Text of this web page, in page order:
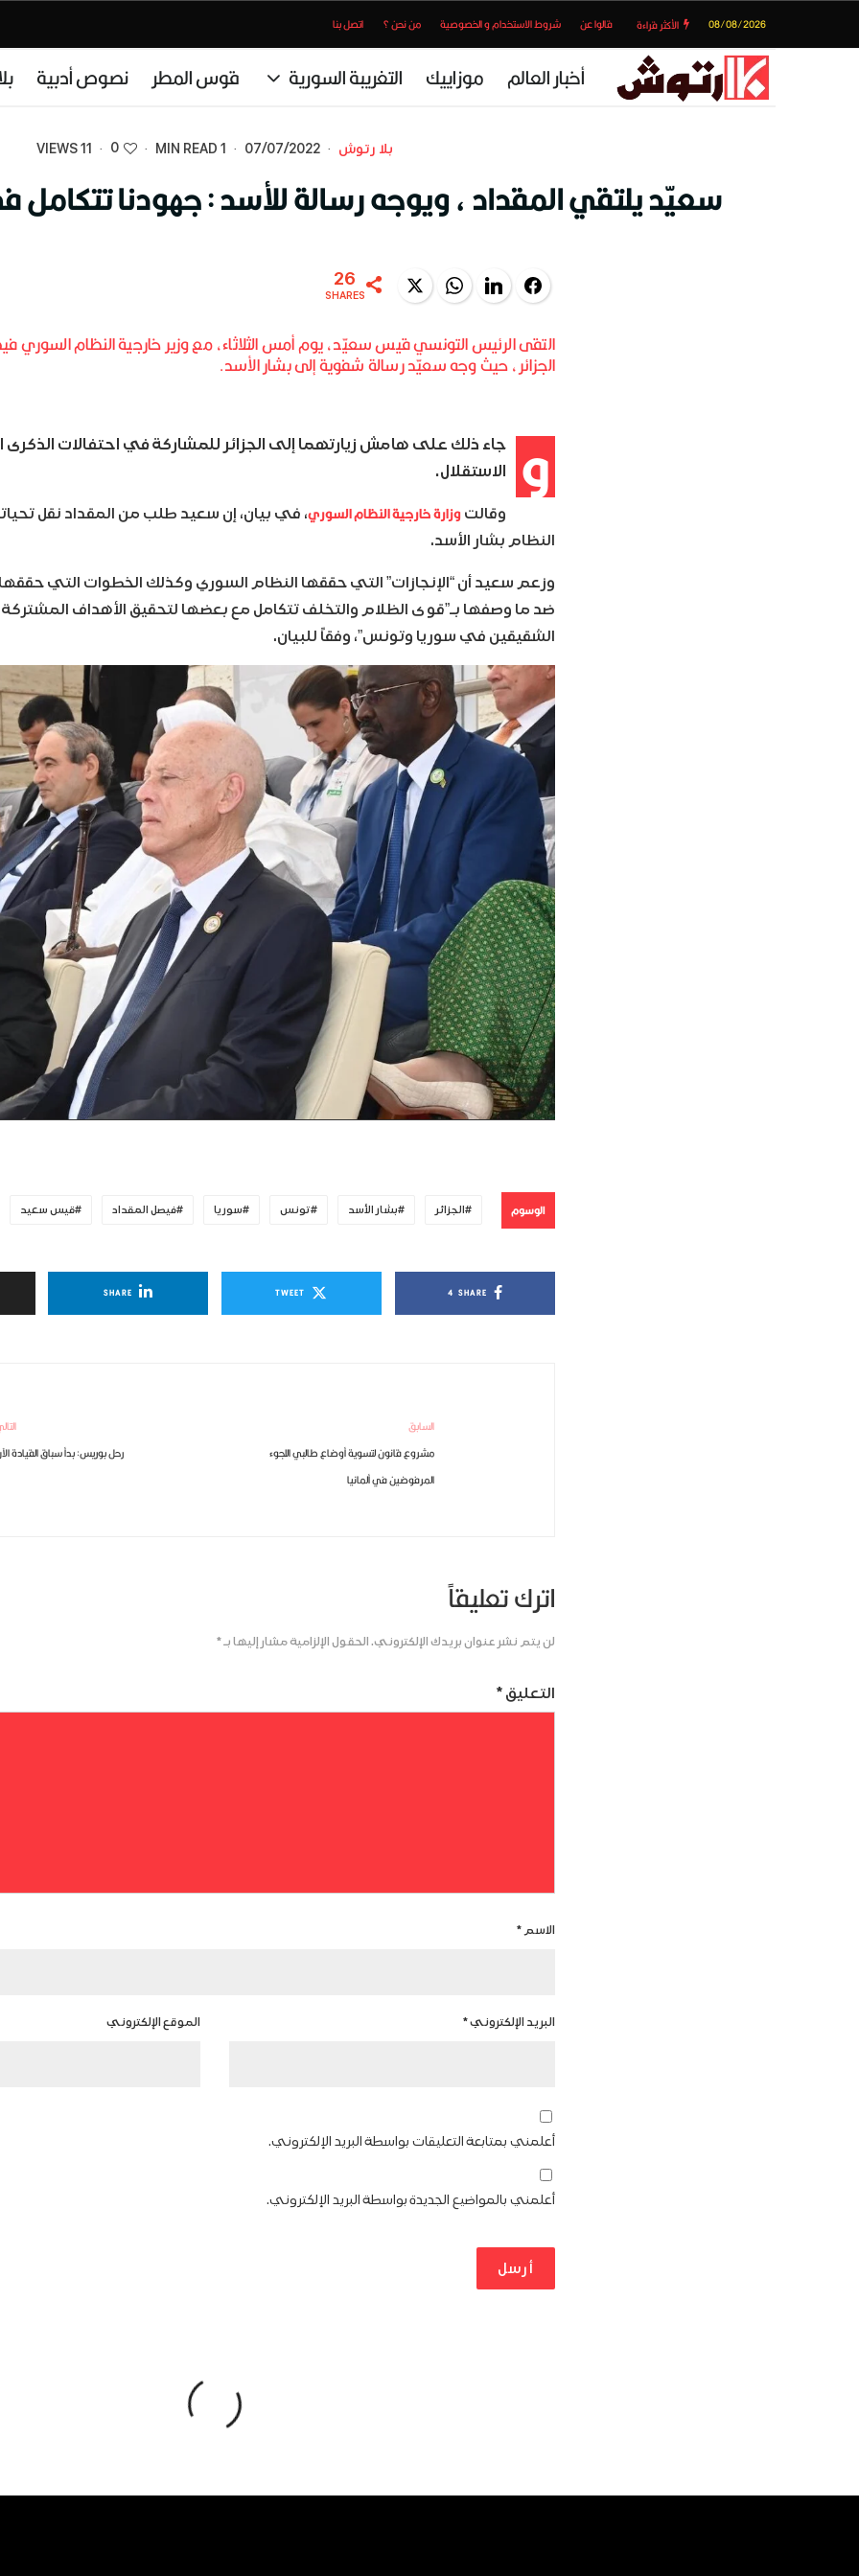
08/08/2026 الأكثر قراءة قالوا عن شروط الاستخدام و الخصوصية من نحن ؟ اتصل بنا
أخبار العالم موزاييك التغريبة السورية قوس المطر نصوص أدبية
بلا رتوش ·
07/07/2022
·
1 MIN READ
·
0
·
11 VIEWS
سعيّد يلتقي المقداد ، ويوجه رسالة للأسد : جهودنا
Facebook
LinkedIn
WhatsApp
Twitter
26
SHARES
التقى الرئيس التونسي قيس سعيّد، يوم أمس الثلاثاء، مع وزير خارجية النظام السوري
الجزائر، حيث وجه سعيّد رسالة شفوية إلى بشار الأسد.
و
الاستقلال.
وقالت وزارة خارجية النظام السوري، في بيان، إن سعيد طلب من المقداد نقل
النظام بشار الأسد.
وزعم سعيد أن “الإنجازات” التي حققها النظام السوري وكذلك الخطوات التي
ضد ما وصفها بـ”قوى الظلام والتخلف تتكامل مع بعضها لتحقيق الأهداف
الشقيقين في سوريا وتونس”، وفقاً للبيان.
الوسوم الجزائر بشار الأسد تونس سوريا فيصل المقداد قيس سعيد
SHARE
4
TWEET
SHARE
السابق
مشروع قانون لتسوية أوضاع طالبي اللجوء
المرفوضين في ألمانيا
رحل بوريس: بدأ سباق القيادة
اترك تعليقاً
لن يتم نشر عنوان بريدك الإلكتروني. الحقول الإلزامية مشار إليها بـ*
التعليق *
الاسم *
البريد الإلكتروني* الموقع الإلكتروني
أعلمني بمتابعة التعليقات بواسطة البريد الإلكتروني.
أعلمني بالمواضيع الجديدة بواسطة البريد الإلكتروني.